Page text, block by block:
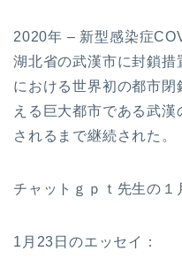
2020年 – 新型感染症
湖北省の武漢市に封鎖
における世界初の都市
える巨大都市である武
されるまで継続された。
チャットｇｐｔ先生の１
1月23日のエッセイ：